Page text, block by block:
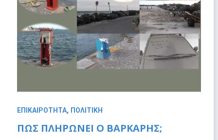
ΕΠΙΚΑΙΡΟΤΗΤΑ, ΠΟΛΙΤΙΚΗ
ΠΩΣ ΠΛΗΡΩΝΕΙ Ο ΒΑΡΚΑΡΗΣ;